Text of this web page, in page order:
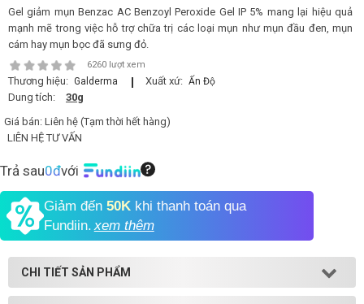
Shop All Brand A-
Z
Gel giảm mụn Benzac AC Benzoyl Peroxide Gel IP 5% mang lại hiệu quả
mạnh mẽ trong việc hỗ trợ chữa trị các loại mụn như mụn đầu đen, mụn
cám hay mụn bọc đã sưng đỏ.
6260 lượt xem
Thương hiệu: Galderma Xuất xứ: Ấn Độ
Dung tích:
30g
Giá bán: Liên hệ (Tạm thời hết hàng)
LIÊN HỆ TƯ VẤN
Trả sau0đvới
Giảm đến 50K khi thanh toán qua
Fundiin. xem thêm
CHI TIẾT SẢN PHẨM